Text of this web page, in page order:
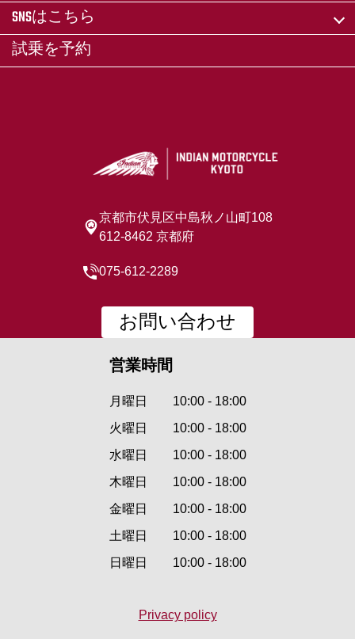
SNSはこちら
試乗を予約
京都市伏見区中島秋ノ山町108
612-8462 京都府
075-612-2289
お問い合わせ
営業時間
月曜日
10:00 - 18:00
火曜日
10:00 - 18:00
水曜日
10:00 - 18:00
木曜日
10:00 - 18:00
金曜日
10:00 - 18:00
土曜日
10:00 - 18:00
日曜日
10:00 - 18:00
Privacy policy